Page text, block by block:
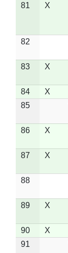
81 X
82
83 X
84 X
85
86 X
87 X
88
89 X
90 X
91